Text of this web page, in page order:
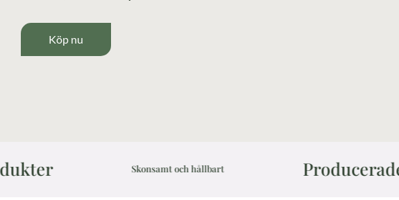
Köp nu
Skonsamt och hållbart Producerade i Norden